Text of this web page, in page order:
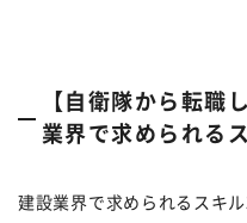
【自衛隊から転職
業界で求められる
建設業界で求められるスキ